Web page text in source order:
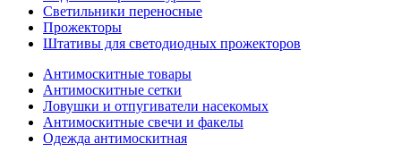
Светильники переносные
Прожекторы
Штативы для светодиодных прожекторов
Антимоскитные товары
Антимоскитные сетки
Ловушки и отпугиватели насекомых
Антимоскитные свечи и факелы
Одежда антимоскитная